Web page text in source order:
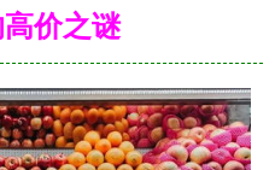
价之谜